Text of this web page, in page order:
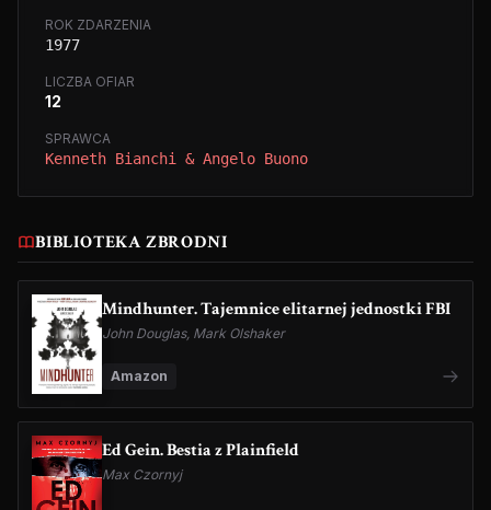
ROK ZDARZENIA
1977
LICZBA OFIAR
12
SPRAWCA
Kenneth Bianchi & Angelo Buono
BIBLIOTEKA ZBRODNI
Mindhunter. Tajemnice elitarnej jednostki FBI
John Douglas, Mark Olshaker
Amazon
Ed Gein. Bestia z Plainfield
Max Czornyj